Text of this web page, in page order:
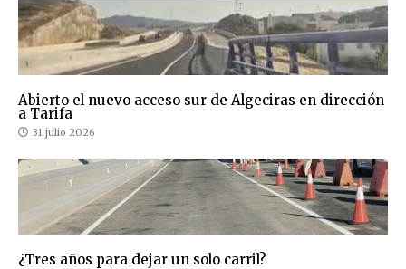
Abierto el nuevo acceso sur de Algeciras en dirección
a Tarifa
31 julio 2026
¿Tres años para dejar un solo carril?